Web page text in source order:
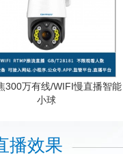
300万有线/WIFI慢直播智能
小球
播效果